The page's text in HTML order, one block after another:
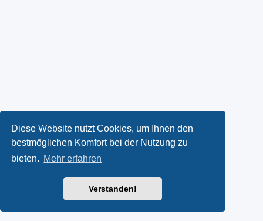
Diese Website nutzt Cookies, um Ihnen den
bestmöglichen Komfort bei der Nutzung zu
bieten. Mehr erfahren
Verstanden!